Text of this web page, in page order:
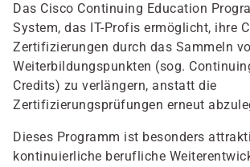
Das Cisco Continuing Education
System, das IT-Profis ermöglicht, ihre
Zertifizierungen durch das Sammeln
Weiterbildungspunkten (sog.
Credits) zu verlängern, anstatt die
Zertifizierungsprüfungen erneut
Dieses Programm ist besonders
kontinuierliche berufliche